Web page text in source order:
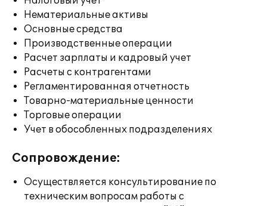
Нематериальные активы
Основные средства
Производственные операции
Расчет зарплаты и кадровый учет
Расчеты с контрагентами
Регламентированная отчетность
Товарно-материальные ценности
Торговые операции
Учет в обособленных подразделениях
Сопровождение:
Осуществляется консультирование по
техническим вопросам работы с